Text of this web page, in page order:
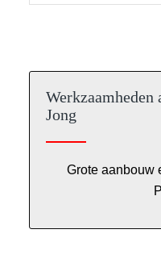
Jong
Grote aanbouw